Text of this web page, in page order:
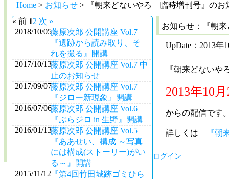
Home > お知らせ > 『朝来どないやろ 臨時増刊号』のお
« 前 12 次 »
2018/10/05藤原次郎 公開講座 Vol.7
『遺跡から読み取り、そ
れを撮る』開講
2017/10/13藤原次郎 公開講座 Vol.7 中
止のお知らせ
2017/09/07藤原次郎 公開講座 Vol.7
『ジロー新現象』開講
2016/07/06藤原次郎 公開講座 Vol.6
『ぶらジロ in 生野』開講
2016/01/13藤原次郎 公開講座 Vol.5
『ああせい、構成 ～写真
には構成(ストーリー)がい
る～』開講
2015/11/12『第4回竹田城跡ゴミひら
お知らせ：『朝
UpDate：2013年
『朝来どない
2013年10
からの配信です
詳しくは 『朝
ログイン